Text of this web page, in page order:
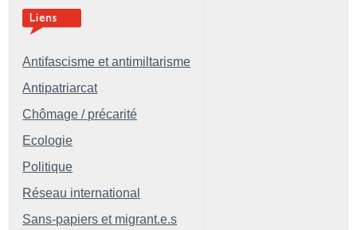
Antifascisme et antimiltarisme
Antipatriarcat
Chômage / précarité
Ecologie
Politique
Réseau international
Sans-papiers et migrant.e.s